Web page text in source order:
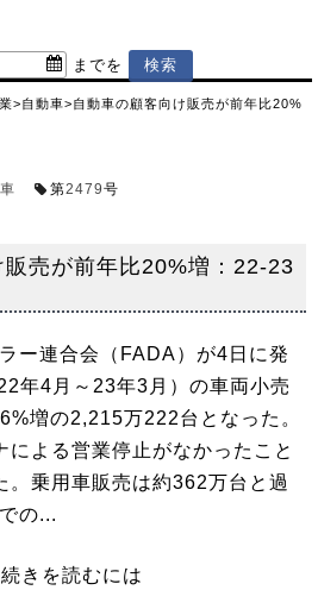
までを
>自動車>自動車の顧客向け販売が前年比20%
第2479号
販売が前年比20%増：22-23
ー連合会（FADA）が4日に発
年4月～23年3月）の車両小売
増の2,215万222台となった。
による営業停止がなかったこと
。乗用車販売は約362万台と過
の...
きを読むには